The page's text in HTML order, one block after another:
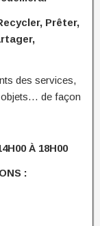
Prêter,
des services,
de façon
À 18H00
: